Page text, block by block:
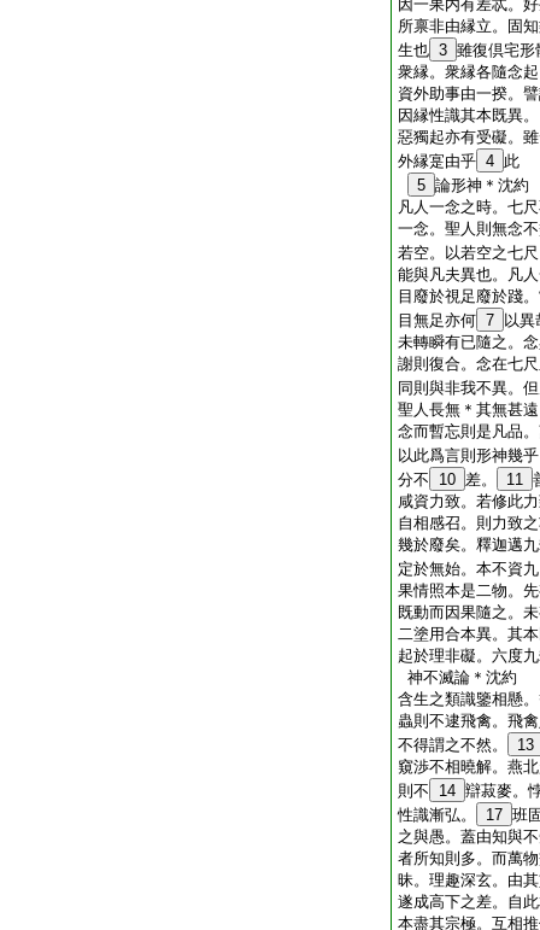
因一果内有差忒。
所禀非由縁立。固
生也 3 雖復倶宅形
衆縁。衆縁各隨念
資外助事由一揆。
因縁性識其本既異
惡獨起亦有受礙。
外縁寔由乎 4 此
5 論形神＊沈約
凡人一念之時。七
一念。聖人則無念
若空。以若空之七
能與凡夫異也。凡
目廢於視足廢於踐
目無足亦何 7
以
未轉瞬有已隨之。
謝則復合。念在七
同則與非我不異。
聖人長無＊其無甚
念而暫忘則是凡品
以此爲言則形神幾
分不
10 差。 11
咸資力致。若修此
自相感召。則力致
幾於廢矣。釋迦邁
定於無始。本不資
果情照本是二物。
既動而因果隨之。
二塗用合本異。其
起於理非礙。六度
神不滅論＊沈約
含生之類識鑒相懸
蟲則不逮飛禽。飛
不得謂之不然。
13
窺渉不相曉解。燕
則不
14 辯菽麥。
性識漸弘。
17 班
之與愚。蓋由知與
者所知則多。而萬
昧。理趣深玄。由
遂成高下之差。自
本盡其宗極。互相